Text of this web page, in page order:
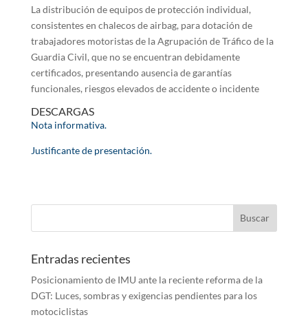
La distribución de equipos de protección individual,
consistentes en chalecos de airbag, para dotación de
trabajadores motoristas de la Agrupación de Tráfico de la
Guardia Civil, que no se encuentran debidamente
certificados, presentando ausencia de garantías
funcionales, riesgos elevados de accidente o incidente
DESCARGAS
Nota informativa.
Justificante de presentación.
Entradas recientes
Posicionamiento de IMU ante la reciente reforma de la
DGT: Luces, sombras y exigencias pendientes para los
motociclistas